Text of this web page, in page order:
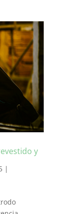
y
|